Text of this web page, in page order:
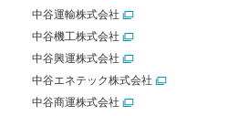
中谷運輸株式会社
中谷機工株式会社
中谷興運株式会社
中谷エネテック株式会社
中谷商運株式会社